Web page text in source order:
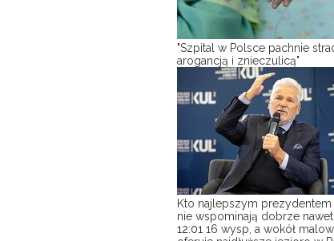
"Szpital w Polsce pachnie
arogancją i znieczulicą"
Kto najlepszym prezydentem
nie wspominają dobrze
12:01 16 wysp, a wokół